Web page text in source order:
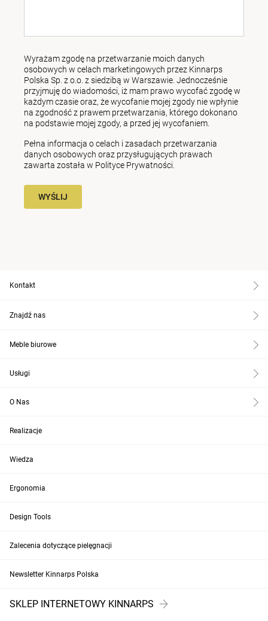
Wyrażam zgodę na przetwarzanie moich danych
osobowych w celach marketingowych przez Kinnarps
Polska Sp. z o.o. z siedzibą w Warszawie. Jednocześnie
przyjmuję do wiadomości, iż mam prawo wycofać zgodę w
każdym czasie oraz, że wycofanie mojej zgody nie wpłynie
na zgodność z prawem przetwarzania, którego dokonano
na podstawie mojej zgody, a przed jej wycofaniem.
Pełna informacja o celach i zasadach przetwarzania
danych osobowych oraz przysługujących prawach
zawarta została w Polityce Prywatności
WYŚLIJ
Kontakt
Znajdź nas
Meble biurowe
Usługi
O Nas
Realizacje
Wiedza
Ergonomia
Design Tools
Zalecenia dotyczące pielęgnacji
Newsletter Kinnarps Polska
SKLEP INTERNETOWY KINNARPS